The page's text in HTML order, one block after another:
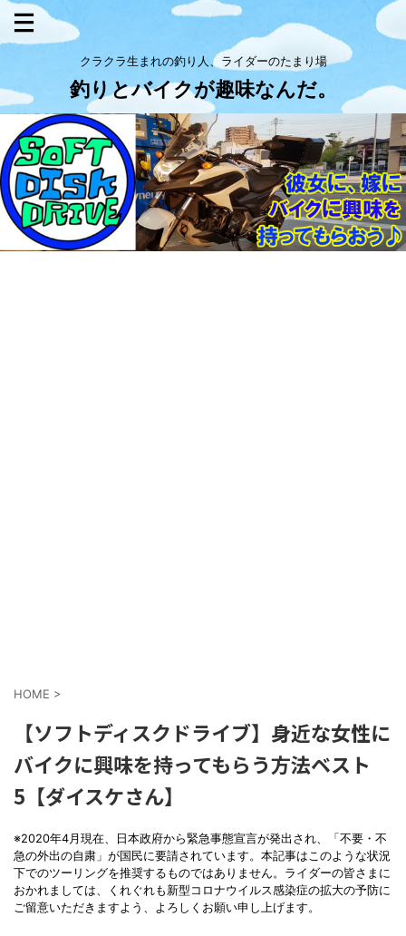
クラクラ生まれの釣り人、ライダーのたまり場
釣りとバイクが趣味なんだ。
HOME >
【ソフトディスクドライブ】身近な女性に
バイクに興味を持ってもらう方法ベスト
5【ダイスケさん】
※2020年4月現在、日本政府から緊急事態宣言が発出され、「不要・不
急の外出の自粛」が国民に要請されています。本記事はこのような状況
下でのツーリングを推奨するものではありません。ライダーの皆さまに
おかれましては、くれぐれも新型コロナウイルス感染症の拡大の予防に
ご留意いただきますよう、よろしくお願い申し上げます。